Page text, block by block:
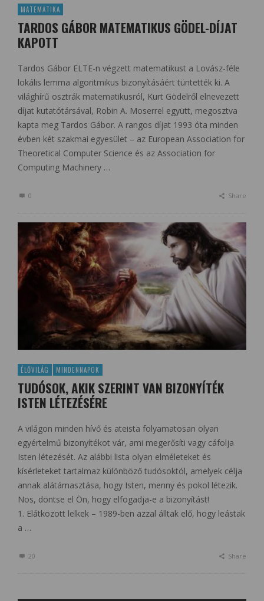
MATEMATIKA
TARDOS GÁBOR MATEMATIKUS GÖDEL-DÍJAT
KAPOTT
Tardos Gábor ELTE-n végzett matematikust a Lovász-féle
lokális lemma algoritmikus bizonyításáért tüntették ki. A
világhírű osztrák matematikusról, Kurt Gödelről elnevezett
díjat kutatótársával, Robin A. Moserrel együtt, megosztva
kapta meg Tardos Gábor. A rangos díjat 1993 óta minden
évben két szakmai egyesület – az European Association for
Theoretical Computer Science és az Association for
Computing Machinery …
0 Share
ÉLŐVILÁG MINDENNAPOK
TUDÓSOK, AKIK SZERINT VAN BIZONYÍTÉK
ISTEN LÉTEZÉSÉRE
A világon minden hívő és ateista folyamatosan olyan
egyértelmű bizonyítékot vár, ami megerősíti vagy cáfolja
Isten létezését. Az alábbi lista olyan elméleteket és
kísérleteket tartalmaz különböző tudósoktól, amelyek célja
annak alátámasztása, hogy Isten, menny és pokol létezik.
Nos, döntse el Ön, hogy elfogadja-e a bizonyítást!
1. Elátkozott lelkek – 1989-ben azzal álltak elő, hogy leástak
a …
20 Share